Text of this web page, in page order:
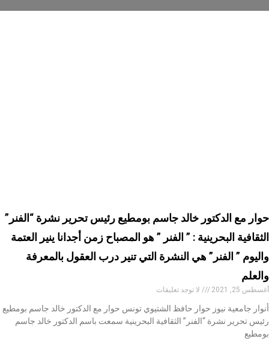
حوار مع الدكتور خالد جاسم بومطيع رئيس تحرير نشرة “الفنر”
الثقافية البحرينية : ” الفنر ” هو المصباح زمن أجدانا ينير العتمة
واليوم ” الفنر” هي النشرة التي تنير درب العقول بالمعرفة
والعلم
أغسطس 25, 2021 لا توجد تعليقات
أنوار جامعية نيوز حوار حافظ الشتيوي تونس حوار مع الدكتور خالد جاسم بومطيع
رئيس تحرير نشرة “الفنر” الثقافية البحرينية سمعت باسم الدكتور خالد جاسم
بومطيع